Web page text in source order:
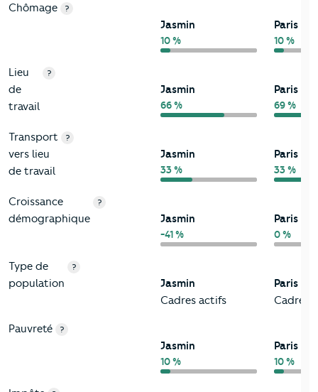
Chômage ?
Jasmin
10 %
Paris 16
10 %
Lieu
de
travail
?
Jasmin
66 %
Paris 16
69 %
Transport
vers lieu
de travail
?
Jasmin
33 %
Paris 16
33 %
Croissance
démographique
?
Jasmin
-41 %
Paris 16
0 %
Type de
population
?
Jasmin
Cadres actifs
Paris 16
Cadres
Pauvreté ?
Jasmin
10 %
Paris 16
10 %